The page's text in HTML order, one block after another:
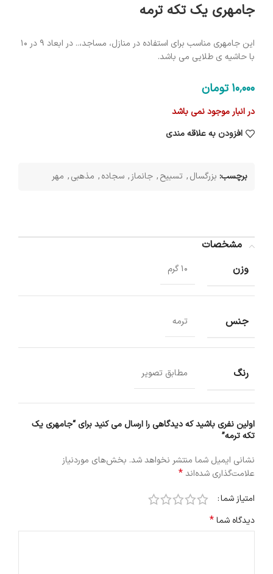
جامهری یک تکه ترمه
این جامهری مناسب برای استفاده در منازل، مساجد،.. در ابعاد 9 در 10
با حاشیه ی طلایی می باشد.
10٬000 تومان
در انبار موجود نمی باشد
افزودن به علاقه مندی
برچسب: بزرگسال, تسبیح, جانماز, سجاده, مذهبی, مهر
مشخصات
وزن
10 گرم
جنس ترمه
رنگ مطابق تصویر
اولین نفری باشید که دیدگاهی را ارسال می کنید برای “جامهری یک
تکه ترمه”
نشانی ایمیل شما منتشر نخواهد شد. بخش‌های موردنیاز
علامت‌گذاری شده‌اند*
امتیاز شما
دیدگاه شما*